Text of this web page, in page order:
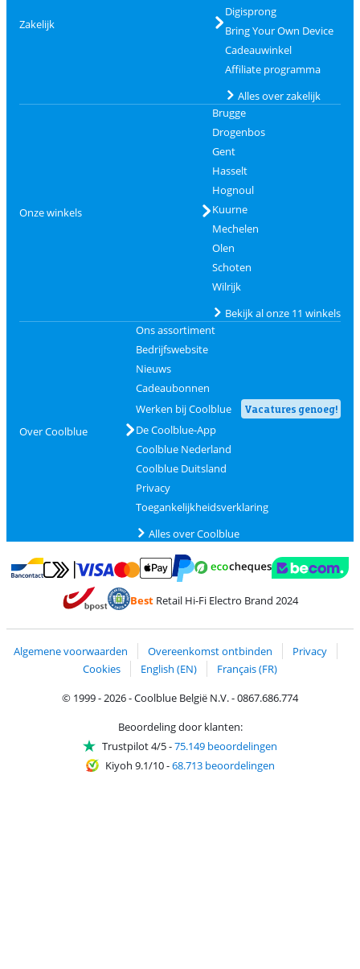
Zakelijk
Digisprong
Bring Your Own Device
Cadeauwinkel
Affiliate programma
Alles over zakelijk
Onze winkels
Brugge
Drogenbos
Gent
Hasselt
Hognoul
Kuurne
Mechelen
Olen
Schoten
Wilrijk
Bekijk al onze 11 winkels
Over Coolblue
Ons assortiment
Bedrijfswebsite
Nieuws
Cadeaubonnen
Werken bij Coolblue
Vacatures genoeg!
De Coolblue-App
Coolblue Nederland
Coolblue Duitsland
Privacy
Toegankelijkheidsverklaring
Alles over Coolblue
Betalen met Bancontact
Betalen met MasterCard en Visa via ClickToPay
BestRetail Hi-Fi Electro Brand 2024
Algemene voorwaarden Overeenkomst ontbinden
Privacy
Cookies
English (EN)
Français (FR)
© 1999 - 2026 - Coolblue België N.V. - 0867.686.774
Beoordeling door klanten:
Trustpilot 4/5-75.149 beoordelingen
Kiyoh 9.1/10-68.713 beoordelingen